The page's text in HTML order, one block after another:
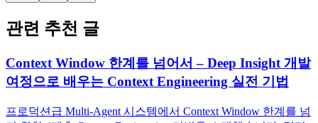
관련 추천 글
Context Window 한계를 넘어서 – Deep Insight 개발
여정으로 배우는 Context Engineering 실전 기법
프로덕션급 Multi-Agent 시스템에서 Context Window 한계를 넘